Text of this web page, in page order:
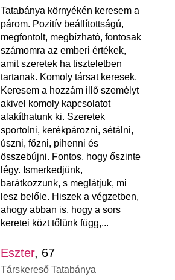
Tatabánya környékén keresem a
párom. Pozitív beállítottságú,
megfontolt, megbízható, fontosak
számomra az emberi értékek,
amit szeretek ha tiszteletben
tartanak. Komoly társat keresek.
Keresem a hozzám illő személyt
akivel komoly kapcsolatot
alakíthatunk ki. Szeretek
sportolni, kerékpározni, sétálni,
úszni, főzni, pihenni és
összebújni. Fontos, hogy őszinte
légy. Ismerkedjünk,
barátkozzunk, s meglátjuk, mi
lesz belőle. Hiszek a végzetben,
ahogy abban is, hogy a sors
keretei közt tőlünk függ,...
Eszter, 67
Társkereső Tatabánya